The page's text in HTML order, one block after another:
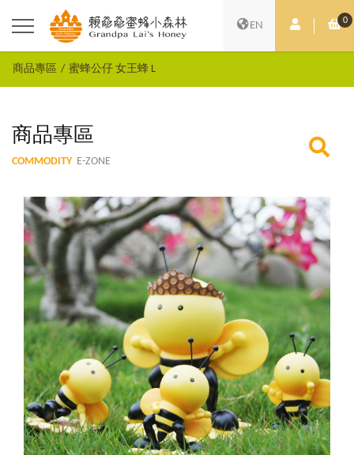
EN 會員中心0
購
商品專區 蜜蜂公仔 女王蜂 L
商品專區
COMMODITY E-ZONE